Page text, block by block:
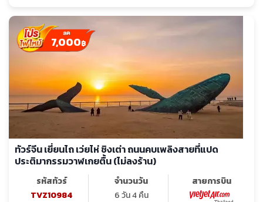
7,000฿
ทัวร์จีน เยี่ยนไถ เว่ยไห่ ชิงเต่า ถนนคบเพลิงสายที่แปด
ประติมากรรมวาฬเกยตื้น (ไม่ลงร้าน)
รหัสทัวร์
TVZ10984
จำนวนวัน
6 วัน 4 คืน
สายการบิน